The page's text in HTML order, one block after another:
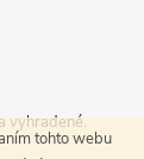
tohto webu
vyhradené.